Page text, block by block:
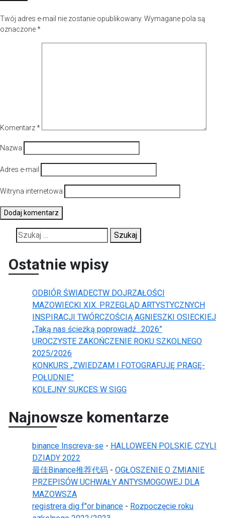
Twój adres e-mail nie zostanie opublikowany. Wymagane pola są
oznaczone*
Komentarz*
Nazwa
Adres e-mail
Witryna internetowa
Szukaj:
Ostatnie wpisy
ODBIÓR ŚWIADECTW DOJRZAŁOŚCI
MAZOWIECKI XIX. PRZEGLĄD ARTYSTYCZNYCH
INSPIRACJI TWÓRCZOŚCIĄ AGNIESZKI OSIECKIEJ
„Taką nas ścieżką poprowadź…2026”
UROCZYSTE ZAKOŃCZENIE ROKU SZKOLNEGO
2025/2026
KONKURS „ZWIEDZAM I FOTOGRAFUJĘ PRAGĘ-
POŁUDNIE”
KOLEJNY SUKCES W SIGG
Najnowsze komentarze
binance Inscreva-se - HALLOWEEN POLSKIE, CZYLI
DZIADY 2022
最佳Binance推荐代码 - OGŁOSZENIE O ZMIANIE
PRZEPISÓW UCHWAŁY ANTYSMOGOWEJ DLA
MAZOWSZA
registrera dig f"or binance - Rozpoczęcie roku